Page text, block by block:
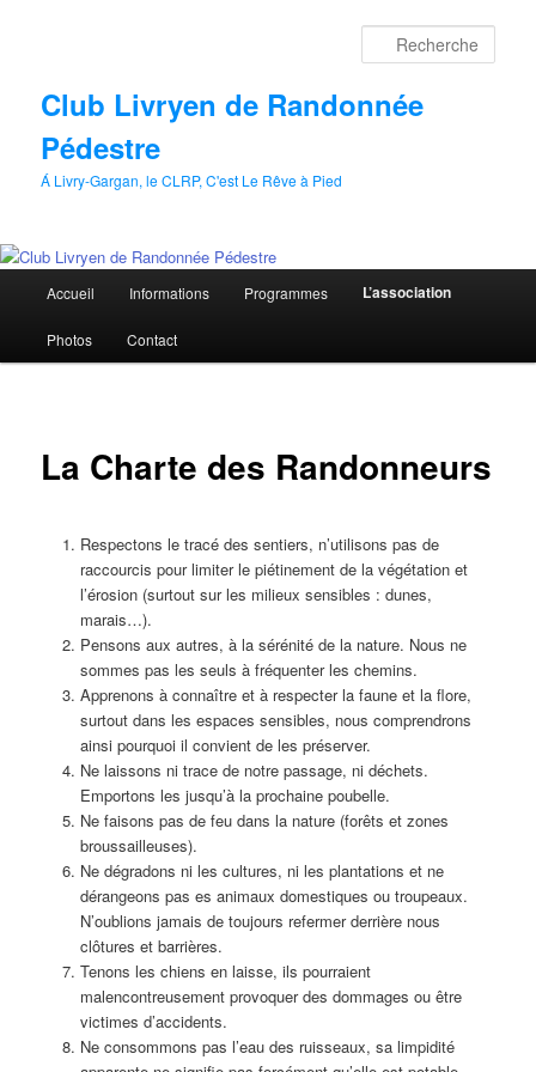
Club Livryen de Randonnée
Pédestre
Á Livry-Gargan, le CLRP, C'est Le Rêve à Pied
principal
Accueil Informations Programmes L’association
Photos Contact
La Charte des Randonneurs
Respectons le tracé des sentiers, n’utilisons pas de
raccourcis pour limiter le piétinement de la végétation et
l’érosion (surtout sur les milieux sensibles : dunes,
marais…).
Pensons aux autres, à la sérénité de la nature. Nous ne
sommes pas les seuls à fréquenter les chemins.
Apprenons à connaître et à respecter la faune et la flore,
surtout dans les espaces sensibles, nous comprendrons
ainsi pourquoi il convient de les préserver.
Ne laissons ni trace de notre passage, ni déchets.
Emportons les jusqu’à la prochaine poubelle.
Ne faisons pas de feu dans la nature (forêts et zones
broussailleuses).
Ne dégradons ni les cultures, ni les plantations et ne
dérangeons pas es animaux domestiques ou troupeaux.
N’oublions jamais de toujours refermer derrière nous
clôtures et barrières.
Tenons les chiens en laisse, ils pourraient
malencontreusement provoquer des dommages ou être
victimes d’accidents.
Ne consommons pas l’eau des ruisseaux, sa limpidité